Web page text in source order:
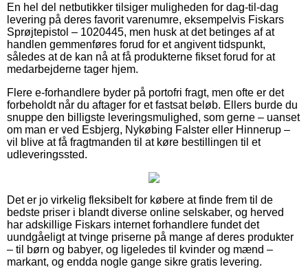
En hel del netbutikker tilsiger muligheden for dag-til-dag
levering på deres favorit varenumre, eksempelvis Fiskars
Sprøjtepistol – 1020445, men husk at det betinges af at
handlen gemmenføres forud for et angivent tidspunkt,
således at de kan nå at få produkterne fikset forud for at
medarbejderne tager hjem.
Flere e-forhandlere byder på portofri fragt, men ofte er det
forbeholdt når du aftager for et fastsat beløb. Ellers burde du
snuppe den billigste leveringsmulighed, som gerne – uanset
om man er ved Esbjerg, Nykøbing Falster eller Hinnerup –
vil blive at få fragtmanden til at køre bestillingen til et
udleveringssted.
Det er jo virkelig fleksibelt for købere at finde frem til de
bedste priser i blandt diverse online selskaber, og herved
har adskillige Fiskars internet forhandlere fundet det
uundgåeligt at tvinge priserne på mange af deres produkter
– til børn og babyer, og ligeledes til kvinder og mænd –
markant, og endda nogle gange sikre gratis levering.